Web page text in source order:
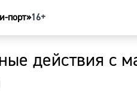
порт»16+
действия с